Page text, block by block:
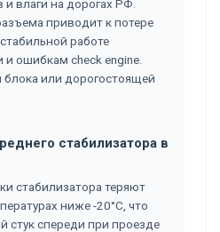
и влаги на дорогах РФ.
приводит к потере
работе
и ошибкам check engine.
блока или дорогостоящей
стабилизатора в
стабилизатора теряют
ниже -20°C, что
стук спереди при проезде